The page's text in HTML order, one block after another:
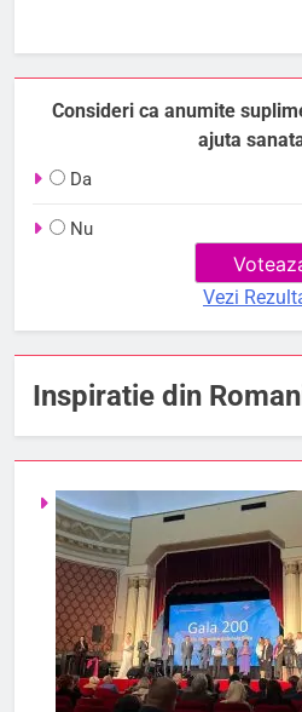
Consideri ca anumite
ajuta
Da
Nu
Vezi
Inspiratie din